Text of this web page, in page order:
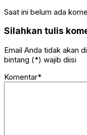
Saat ini belum ada
Silahkan tulis
Email Anda tidak akan
bintang (*) wajib diisi
Komentar*